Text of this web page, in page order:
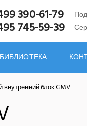
390-61-79
745-59-39
блок GMV